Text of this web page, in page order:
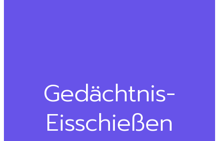
Gedächtnis-
Eisschießen